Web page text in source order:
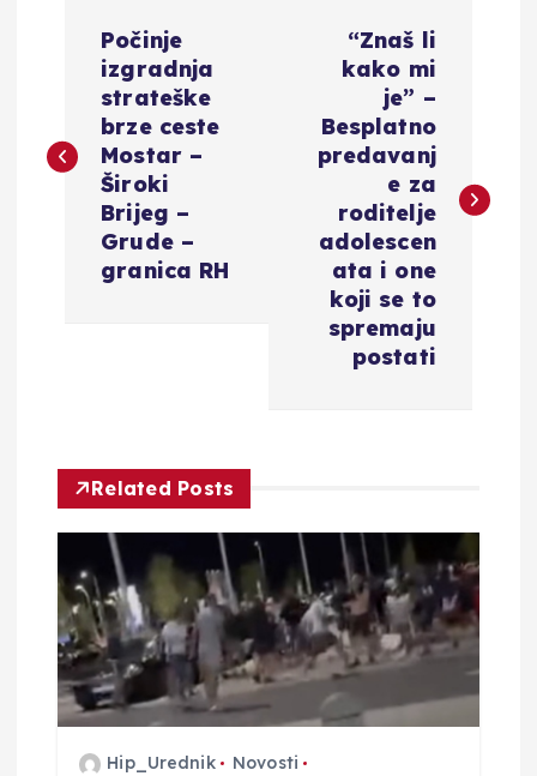
v
a
o
b
Počinje
izgradnja
strateške
brze ceste
Mostar –
Široki
Brijeg –
Grude –
granica RH
“Znaš li
kako mi
je” –
Besplatno
predavanj
e za
roditelje
adolescen
ata i one
koji se to
spremaju
postati
Related Posts
Hip_Urednik
Novosti